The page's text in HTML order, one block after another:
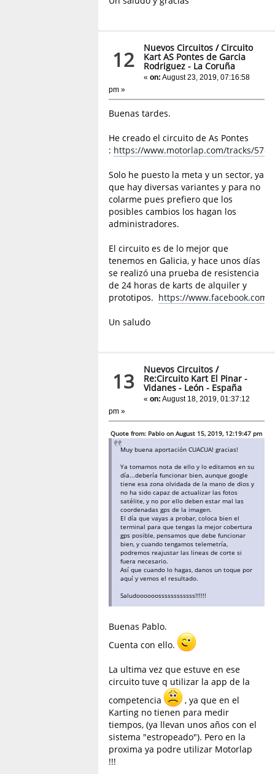
12 Nuevos Circuitos /Circuito
Kart AS Pontes de Garcia
Rodriguez - La Coruña
«on: August 23, 2019, 07:16:58
pm »
Buenas tardes.
He creado el circuito de As Pontes
: https://www.motorlap.com/tracks/5788
Solo he puesto la meta y un sector, ya
que hay diversas variantes y para no
colarme pues prefiero que los
posibles cambios los hagan los
administradores.
El circuito es de lo mejor que
tenemos en Galicia, y hace unos días
se realizó una prueba de resistencia
de 24 horas de karts de alquiler y
prototipos. https://www.facebook.com/
Un saludo
13 Nuevos Circuitos /
Re:Circuito Kart El Pinar -
Vidanes - León - España
«on: August 18, 2019, 01:37:12
pm »
Quote from: Pablo on August 15, 2019, 12:19:47 pm
Muy buena aportación CUACUA! gracias!
Ya tomamos nota de ello y lo editamos en su
día...debería funcionar bien, aunque google
tiene esa zona olvidada de la mano de dios y
no ha sido capaz de actualizar las fotos
satélite, y no por ello deben estar mal las
coordenadas gps de la imagen.
El día que vayas a probar, coloca bien el
terminal para que tengas la mejor cobertura
gps posible, pensamos que debe funcionar
bien, y cuando tengamos telemetría,
podremos reajustar las lineas de corte si
fuera necesario.
Así que cuando lo hagas, danos un toque por
aquí y vemos el resultado.
Saludoooooossssssssssss!!!!!!
Buenas Pablo.
Cuenta con ello.
La ultima vez que estuve en ese
circuito tuve q utilizar la app de la
competencia
, ya que en el
Karting no tienen para medir
tiempos, (ya llevan unos años con el
sistema "estropeado"). Pero en la
proxima ya podre utilizar Motorlap
!!!